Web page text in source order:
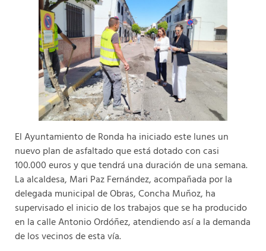
El Ayuntamiento de Ronda ha iniciado este lunes un
nuevo plan de asfaltado que está dotado con casi
100.000 euros y que tendrá una duración de una semana.
La alcaldesa, Mari Paz Fernández, acompañada por la
delegada municipal de Obras, Concha Muñoz, ha
supervisado el inicio de los trabajos que se ha producido
en la calle Antonio Ordóñez, atendiendo así a la demanda
de los vecinos de esta vía.